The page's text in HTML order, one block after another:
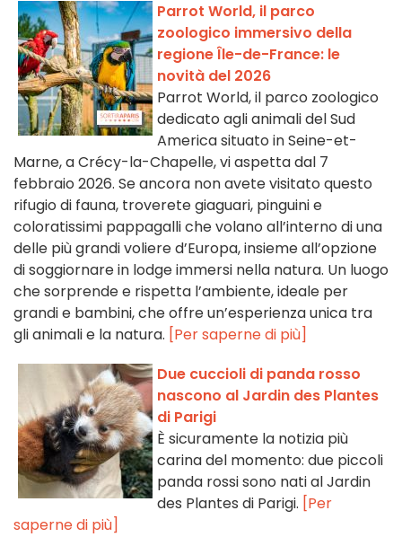
Parrot World, il parco
zoologico immersivo della
regione Île-de-France: le
novità del 2026
Parrot World, il parco zoologico
dedicato agli animali del Sud
America situato in Seine-et-
Marne, a Crécy-la-Chapelle, vi aspetta dal 7
febbraio 2026. Se ancora non avete visitato questo
rifugio di fauna, troverete giaguari, pinguini e
coloratissimi pappagalli che volano all’interno di una
delle più grandi voliere d’Europa, insieme all’opzione
di soggiornare in lodge immersi nella natura. Un luogo
che sorprende e rispetta l’ambiente, ideale per
grandi e bambini, che offre un’esperienza unica tra
gli animali e la natura. [Per saperne di più]
Due cuccioli di panda rosso
nascono al Jardin des Plantes
di Parigi
È sicuramente la notizia più
carina del momento: due piccoli
panda rossi sono nati al Jardin
des Plantes di Parigi. [Per
saperne di più]